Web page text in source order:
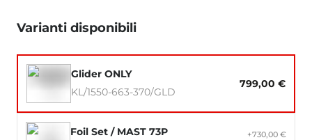
Varianti disponibili
Glider ONLY
KL/1550-663-370/GLD
799,00 €
Foil Set / MAST 73P
+730,00 €